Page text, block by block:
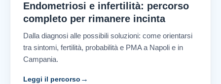
Endometriosi e infertilità: percorso
completo per rimanere incinta
Dalla diagnosi alle possibili soluzioni: come orientarsi
tra sintomi, fertilità, probabilità e PMA a Napoli e in
Campania.
Leggi il percorso →